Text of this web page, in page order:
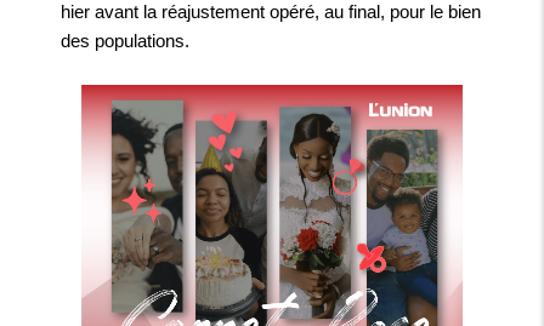
hier avant la réajustement opéré, au final, pour le bien
des populations.